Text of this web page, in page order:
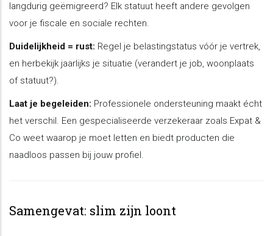
langdurig geëmigreerd? Elk statuut heeft andere gevolgen
voor je fiscale en sociale rechten.
Duidelijkheid = rust: Regel je belastingstatus vóór je vertrek,
en herbekijk jaarlijks je situatie (verandert je job, woonplaats
of statuut?).
Laat je begeleiden: Professionele ondersteuning maakt écht
het verschil. Een gespecialiseerde verzekeraar zoals Expat &
Co weet waarop je moet letten en biedt producten die
naadloos passen bij jouw profiel.
Samengevat: slim zijn loont